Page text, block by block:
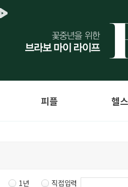
피플 헬스
1년 직접입력